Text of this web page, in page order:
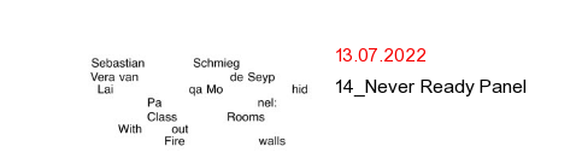
13.07.2022
14_Never Ready Panel